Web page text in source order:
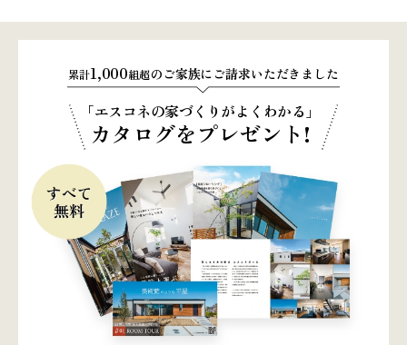
累計1,000組超のご家族にご請求いただきました
「エスコネの家づくりがよくわかる」
カタログをプレゼント!